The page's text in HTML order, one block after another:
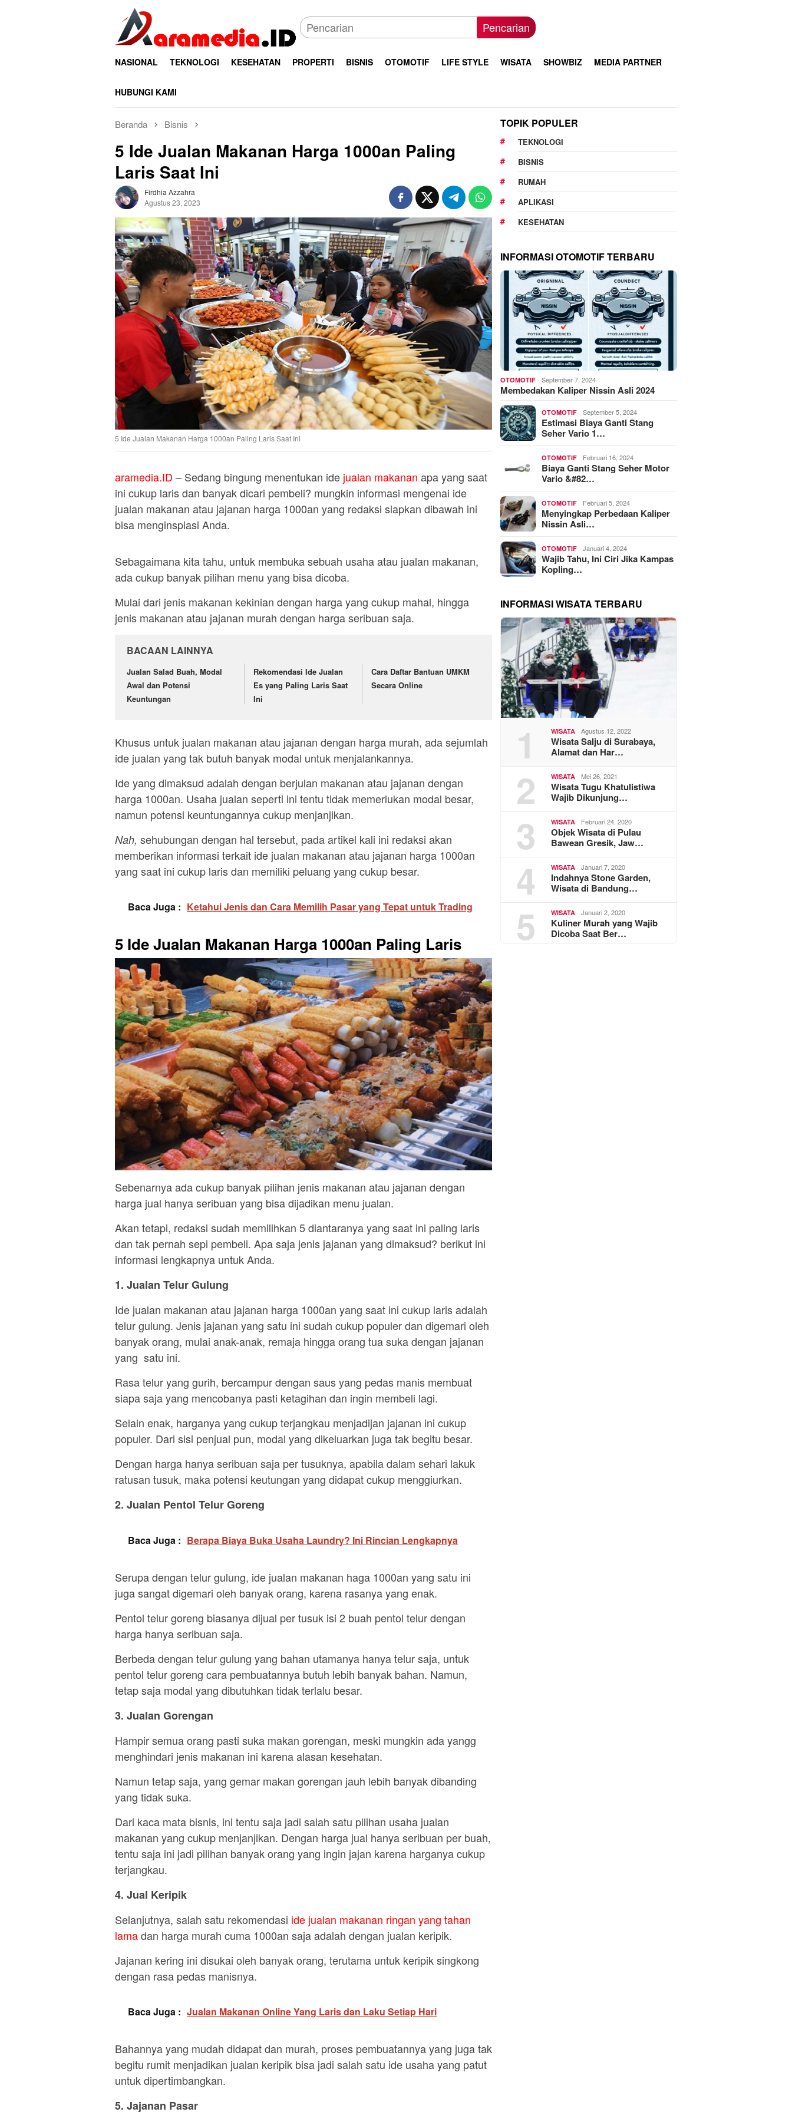
Pencarian
NASIONAL TEKNOLOGI KESEHATAN PROPERTI BISNIS OTOMOTIF LIFE STYLE WISATA SHOWBIZ MEDIA PARTNER
HUBUNGI KAMI
Beranda Bisnis
5 Ide Jualan Makanan Harga 1000an Paling
Laris Saat Ini
Firdhia Azzahra
Agustus 23, 2023
5 Ide Jualan Makanan Harga 1000an Paling Laris Saat Ini
aramedia.ID – Sedang bingung menentukan ide jualan makanan apa yang saat
ini cukup laris dan banyak dicari pembeli? mungkin informasi mengenai ide
jualan makanan atau jajanan harga 1000an yang redaksi siapkan dibawah ini
bisa menginspiasi Anda.
Sebagaimana kita tahu, untuk membuka sebuah usaha atau jualan makanan,
ada cukup banyak pilihan menu yang bisa dicoba.
Mulai dari jenis makanan kekinian dengan harga yang cukup mahal, hingga
jenis makanan atau jajanan murah dengan harga seribuan saja.
BACAAN LAINNYA
Jualan Salad Buah, Modal
Awal dan Potensi
Keuntungan
Rekomendasi Ide Jualan
Es yang Paling Laris Saat
Ini
Cara Daftar Bantuan UMKM
Secara Online
Khusus untuk jualan makanan atau jajanan dengan harga murah, ada sejumlah
ide jualan yang tak butuh banyak modal untuk menjalankannya.
Ide yang dimaksud adalah dengan berjulan makanan atau jajanan dengan
harga 1000an. Usaha jualan seperti ini tentu tidak memerlukan modal besar,
namun potensi keuntungannya cukup menjanjikan.
Nah, sehubungan dengan hal tersebut, pada artikel kali ini redaksi akan
memberikan informasi terkait ide jualan makanan atau jajanan harga 1000an
yang saat ini cukup laris dan memiliki peluang yang cukup besar.
Baca Juga : Ketahui Jenis dan Cara Memilih Pasar yang Tepat untuk Trading
5 Ide Jualan Makanan Harga 1000an Paling Laris
Sebenarnya ada cukup banyak pilihan jenis makanan atau jajanan dengan
harga jual hanya seribuan yang bisa dijadikan menu jualan.
Akan tetapi, redaksi sudah memilihkan 5 diantaranya yang saat ini paling laris
dan tak pernah sepi pembeli. Apa saja jenis jajanan yang dimaksud? berikut ini
informasi lengkapnya untuk Anda.
1. Jualan Telur Gulung
Ide jualan makanan atau jajanan harga 1000an yang saat ini cukup laris adalah
telur gulung. Jenis jajanan yang satu ini sudah cukup populer dan digemari oleh
banyak orang, mulai anak-anak, remaja hingga orang tua suka dengan jajanan
yang satu ini.
Rasa telur yang gurih, bercampur dengan saus yang pedas manis membuat
siapa saja yang mencobanya pasti ketagihan dan ingin membeli lagi.
Selain enak, harganya yang cukup terjangkau menjadijan jajanan ini cukup
populer. Dari sisi penjual pun, modal yang dikeluarkan juga tak begitu besar.
Dengan harga hanya seribuan saja per tusuknya, apabila dalam sehari lakuk
ratusan tusuk, maka potensi keutungan yang didapat cukup menggiurkan.
2. Jualan Pentol Telur Goreng
Baca Juga : Berapa Biaya Buka Usaha Laundry? Ini Rincian Lengkapnya
Serupa dengan telur gulung, ide jualan makanan haga 1000an yang satu ini
juga sangat digemari oleh banyak orang, karena rasanya yang enak.
Pentol telur goreng biasanya dijual per tusuk isi 2 buah pentol telur dengan
harga hanya seribuan saja.
Berbeda dengan telur gulung yang bahan utamanya hanya telur saja, untuk
pentol telur goreng cara pembuatannya butuh lebih banyak bahan. Namun,
tetap saja modal yang dibutuhkan tidak terlalu besar.
3. Jualan Gorengan
Hampir semua orang pasti suka makan gorengan, meski mungkin ada yangg
menghindari jenis makanan ini karena alasan kesehatan.
Namun tetap saja, yang gemar makan gorengan jauh lebih banyak dibanding
yang tidak suka.
Dari kaca mata bisnis, ini tentu saja jadi salah satu pilihan usaha jualan
makanan yang cukup menjanjikan. Dengan harga jual hanya seribuan per buah,
tentu saja ini jadi pilihan banyak orang yang ingin jajan karena harganya cukup
terjangkau.
4. Jual Keripik
Selanjutnya, salah satu rekomendasi ide jualan makanan ringan yang tahan
lamadan harga murah cuma 1000an saja adalah dengan jualan keripik.
Jajanan kering ini disukai oleh banyak orang, terutama untuk keripik singkong
dengan rasa pedas manisnya.
Baca Juga : Jualan Makanan Online Yang Laris dan Laku Setiap Hari
Bahannya yang mudah didapat dan murah, proses pembuatannya yang juga tak
begitu rumit menjadikan jualan keripik bisa jadi salah satu ide usaha yang patut
untuk dipertimbangkan.
5. Jajanan Pasar
TOPIK POPULER
TEKNOLOGI
BISNIS
RUMAH
APLIKASI
KESEHATAN
INFORMASI OTOMOTIF TERBARU
OTOMOTIF September 7, 2024
Membedakan Kaliper Nissin Asli 2024
OTOMOTIF September 5, 2024
Estimasi Biaya Ganti Stang
Seher Vario 1…
OTOMOTIF Februari 16, 2024
Biaya Ganti Stang Seher Motor
Vario &#82…
OTOMOTIF Februari 5, 2024
Menyingkap Perbedaan Kaliper
Nissin Asli…
OTOMOTIF Januari 4, 2024
Wajib Tahu, Ini Ciri Jika Kampas
Kopling…
INFORMASI WISATA TERBARU
1 WISATA Agustus 12, 2022
Wisata Salju di Surabaya,
Alamat dan Har…
2 WISATA Mei 26, 2021
Wisata Tugu Khatulistiwa
Wajib Dikunjung…
3 WISATA Februari 24, 2020
Objek Wisata di Pulau
Bawean Gresik, Jaw…
4 WISATA Januari 7, 2020
Indahnya Stone Garden,
Wisata di Bandung…
5 WISATA Januari 2, 2020
Kuliner Murah yang Wajib
Dicoba Saat Ber…